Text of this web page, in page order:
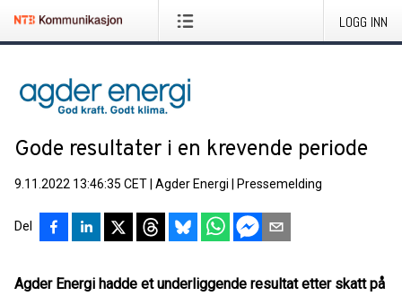
LOGG INN
Gode resultater i en krevende periode
9.11.2022 13:46:35 CET Agder Energi Pressemelding
Del
Agder Energi hadde et underliggende resultat etter skatt på